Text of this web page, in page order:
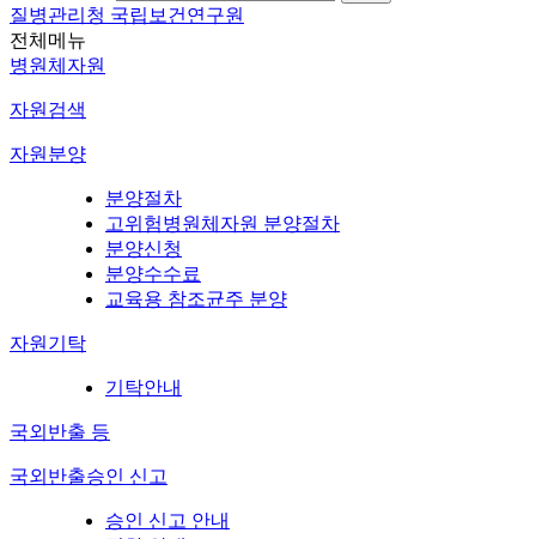
질병관리청 국립보건연구원
전체메뉴
병원체자원
자원검색
자원분양
분양절차
고위험병원체자원 분양절차
분양신청
분양수수료
교육용 참조균주 분양
자원기탁
기탁안내
국외반출 등
국외반출승인 신고
승인 신고 안내